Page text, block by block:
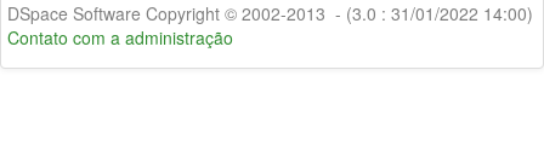
DSpace Software Copyright © 2002-2013 - (3.0 : 31/01/2022 14:00)
Contato com a administração